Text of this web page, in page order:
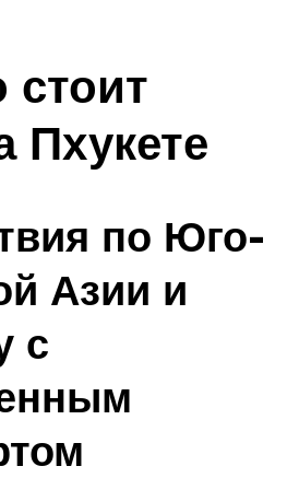
стоит
Пхукете
по Юго-
Азии и
с